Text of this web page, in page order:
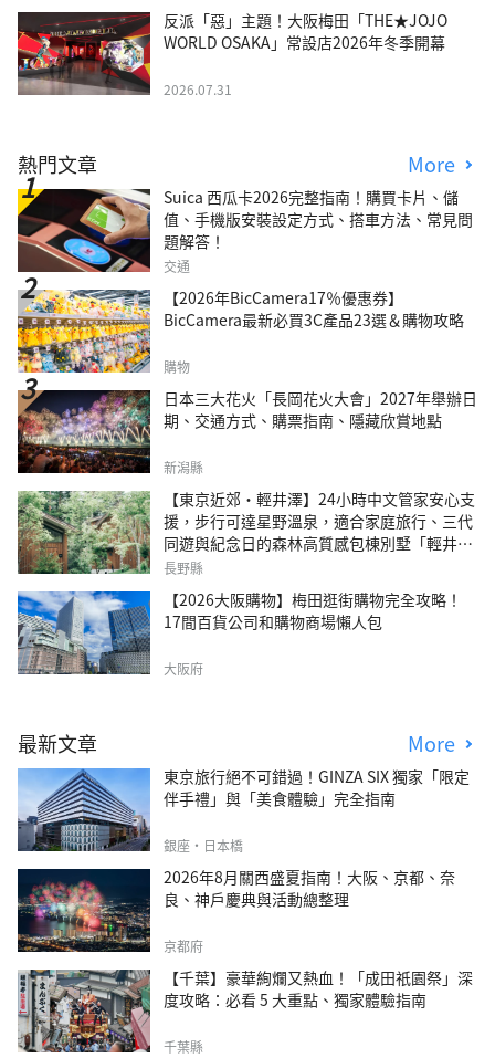
反派「惡」主題！大阪梅田「THE★JOJO
WORLD OSAKA」常設店2026年冬季開幕
2026.07.31
熱門文章 More
Suica 西瓜卡2026完整指南！購買卡片、儲
值、手機版安裝設定方式、搭車方法、常見問
題解答！
交通
【2026年BicCamera17％優惠券】
BicCamera最新必買3C產品23選＆購物攻略
購物
日本三大花火「長岡花火大會」2027年舉辦日
期、交通方式、購票指南、隱藏欣賞地點
新潟縣
【東京近郊・輕井澤】24小時中文管家安心支
援，步行可達星野溫泉，適合家庭旅行、三代
同遊與紀念日的森林高質感包棟別墅「輕井澤
森四季VILLA」
長野縣
【2026大阪購物】梅田逛街購物完全攻略！
17間百貨公司和購物商場懶人包
大阪府
最新文章 More
東京旅行絕不可錯過！GINZA SIX 獨家「限定
伴手禮」與「美食體驗」完全指南
銀座・日本橋
2026年8月關西盛夏指南！大阪、京都、奈
良、神戶慶典與活動總整理
京都府
【千葉】豪華絢爛又熱血！「成田祇園祭」深
度攻略：必看 5 大重點、獨家體驗指南
千葉縣